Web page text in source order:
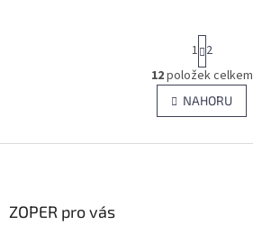
O
v
l
S
t
r
á
n
k
v
1 2
12položek celkem
NAHORU
ZOPER pro vás